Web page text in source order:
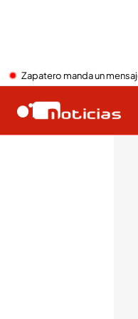
Zapatero manda un